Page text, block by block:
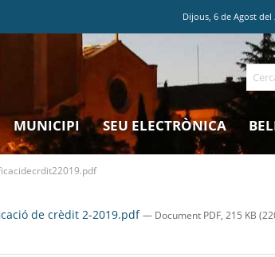
Dijous,6 deAgost del
Cerca
MUNICIPI SEU ELECTRÒNICA
de crèdit 2-2019.pdf— Document PDF, 215 KB